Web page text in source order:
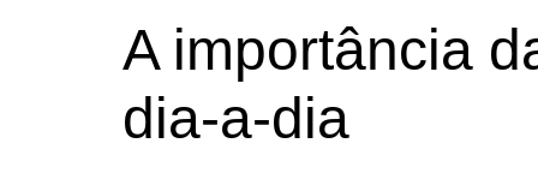
A importância
dia-a-dia